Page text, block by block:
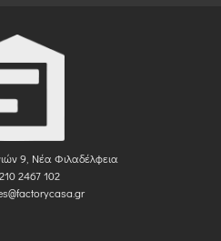
9, Νέα Φιλαδέλφεια
2467 102